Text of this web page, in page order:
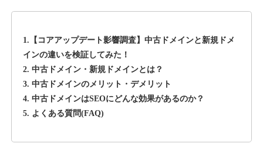
詳細を見る
sug-web.jp
ジャンル その他
DA42 外部リンク数740 ドメイン年齢13年
3,300円 入札 2件
1.【コアアップデート影響調査】中古ドメインと新規ドメ
インの違いを検証してみた！
2. 中古ドメイン・新規ドメインとは？
3. 中古ドメインのメリット・デメリット
4. 中古ドメインはSEOにどんな効果があるのか？
5. よくある質問(FAQ)